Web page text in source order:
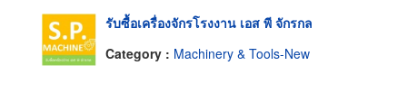
รับซื้อเครื่องจักรโรงงาน เอส พี จักรกล
Category : Machinery & Tools-New